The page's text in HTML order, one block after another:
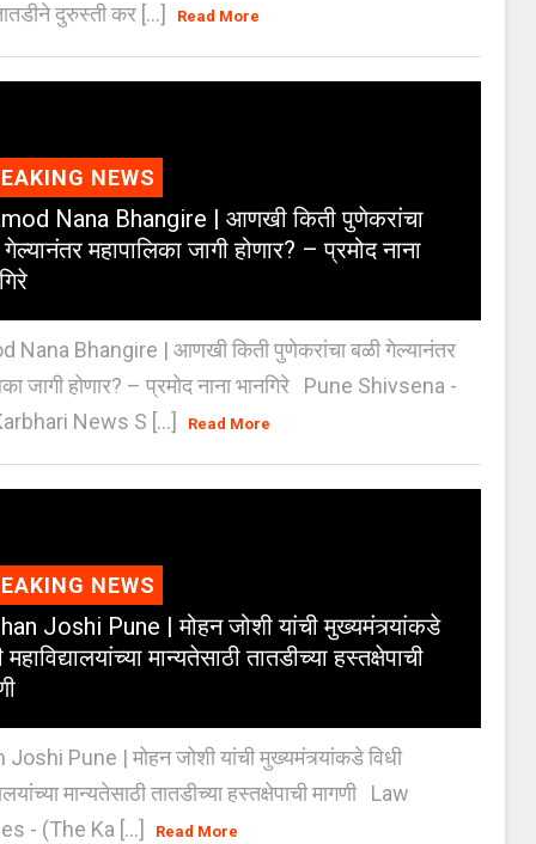
दुरुस्ती कर [...]
Read More
NEWS
Nana Bhangire | आणखी किती पुणेकरांचा
महापालिका जागी होणार? – प्रमोद नाना
Nana Bhangire | आणखी किती पुणेकरांचा बळी गेल्यानंतर
जागी होणार? – प्रमोद नाना भानगिरे Pune Shivsena -
News S [...]
Read More
NEWS
Joshi Pune | मोहन जोशी यांची मुख्यमंत्र्यांकडे
महाविद्यालयांच्या मान्यतेसाठी तातडीच्या हस्तक्षेपाची
Pune | मोहन जोशी यांची मुख्यमंत्र्यांकडे विधी
मान्यतेसाठी तातडीच्या हस्तक्षेपाची मागणी Law
- (The Ka [...]
Read More